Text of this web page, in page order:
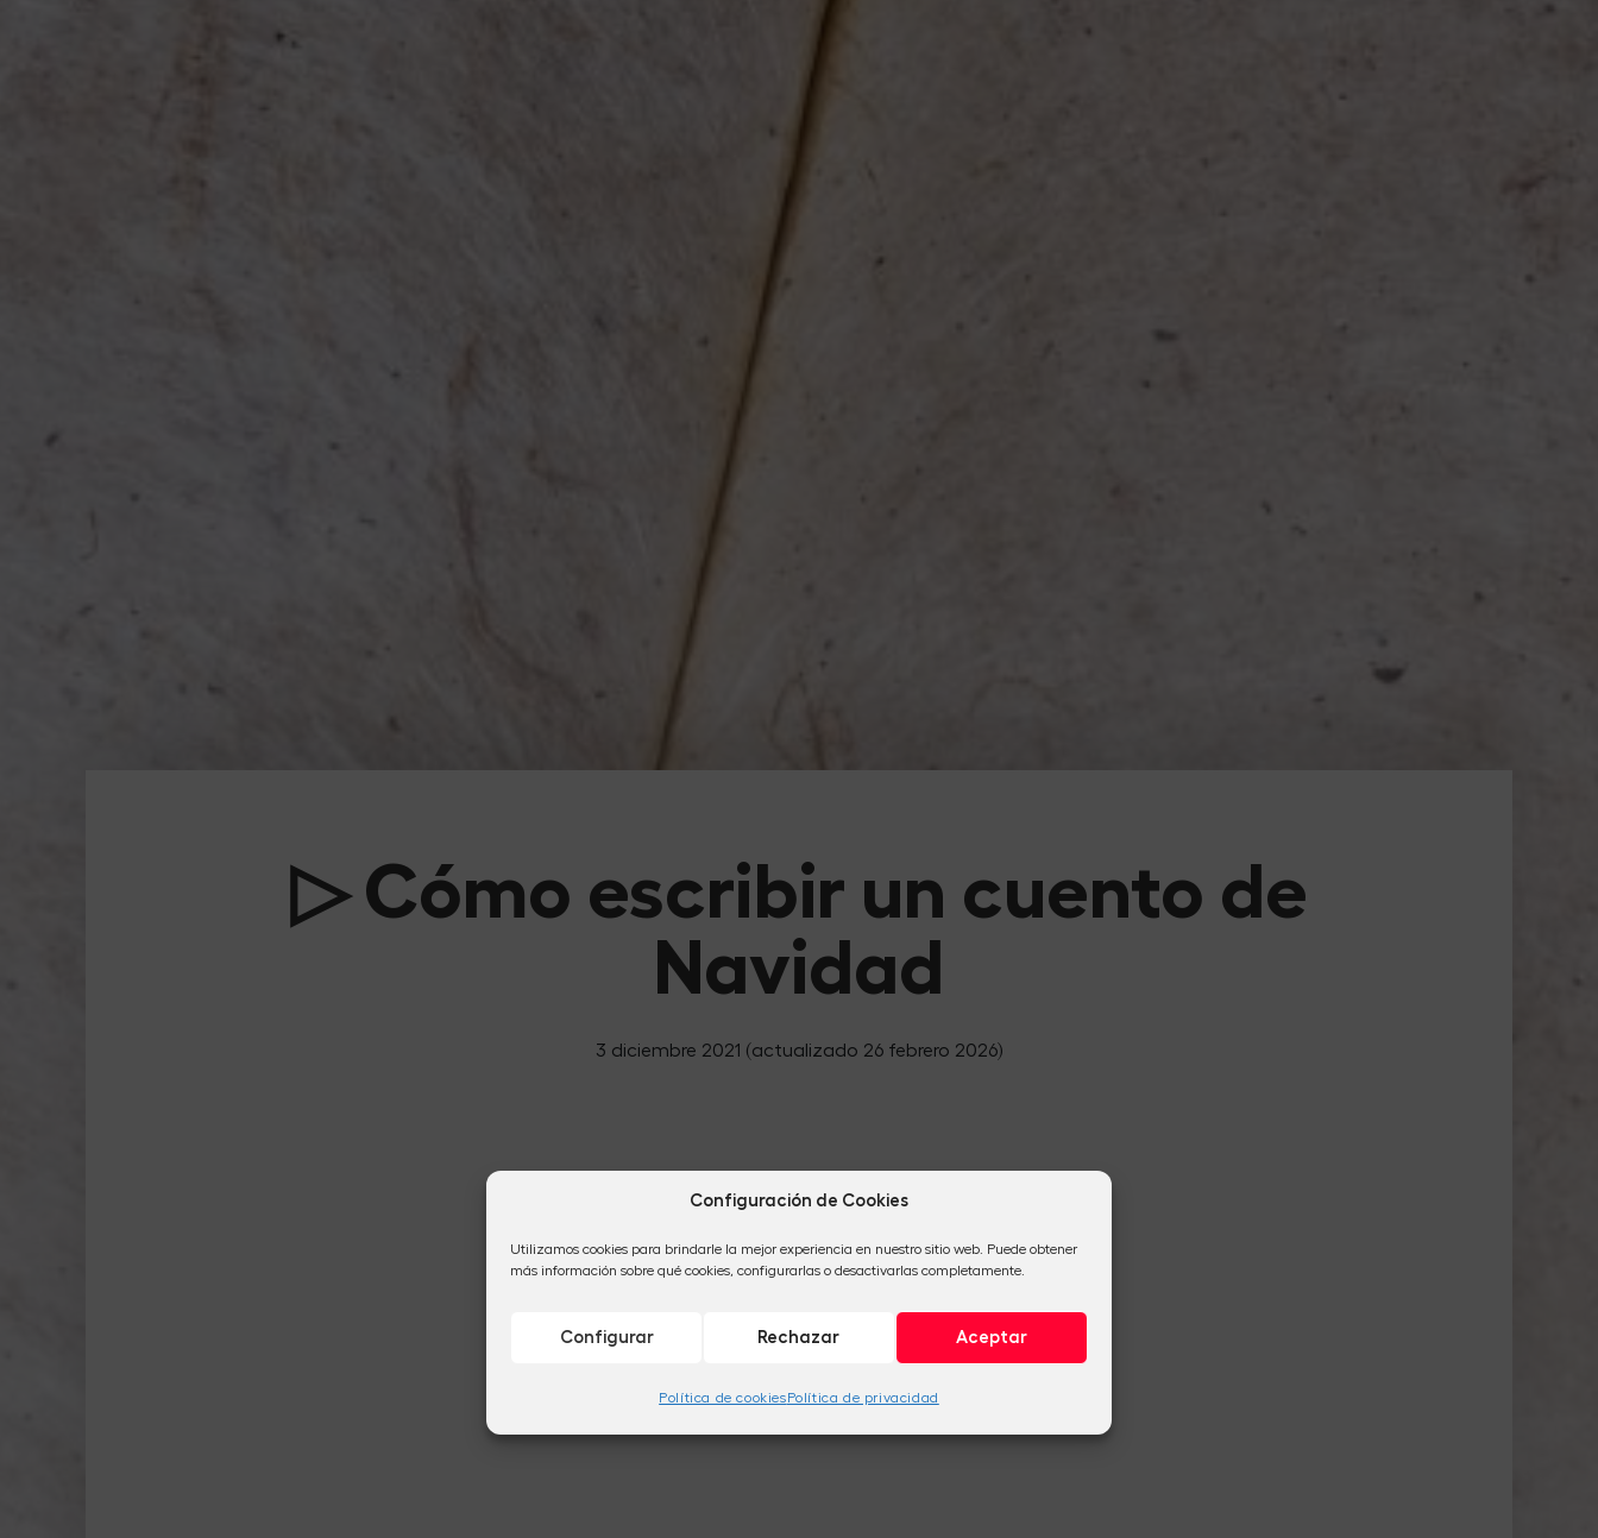
Configuración de Cookies
Utilizamos cookies para brindarle la mejor experiencia en nuestro sitio web. Puede obtener
más información sobre qué cookies, configurarlas o desactivarlas completamente.
Aceptar
Rechazar
Configurar
Política de cookiesPolítica de privacidad
▷ Cómo escribir un cuento de
Navidad
3 diciembre 2021 (actualizado 26 febrero 2026)